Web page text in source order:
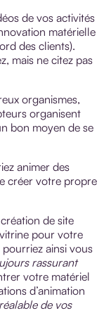
de vos activités
matérielle
des clients).
mais ne citez pas
organismes,
organisent
bon moyen de se
animer des
créer votre propre
de site
pour votre
ainsi vous
rassurant
votre matériel
d’animation
de vos